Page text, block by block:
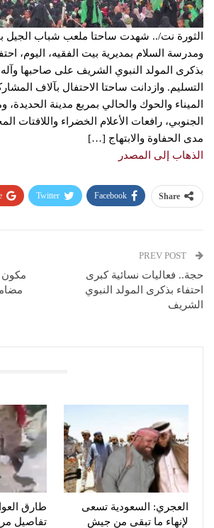
الثورة نت/.. شهدت ساحتا ملعب شباب الجيل
ومدرسة السلام بمديرية بيت الفقيه، اليوم،
بذكرى المولد النبوي الشريف على صاحبها
التسليم. وازدانت ساحتا الاحتفال بآلاف
الميناء والحوك والحالي بمربع مدينة الحديدة،
الجنوبي، رافعات الأعلام الخضراء واللافتات
مدى الحفاوة والابتهاج […]
الذهاب إلى المصدر
Share
Facebook
Twitter
حجة.. فعاليات نسائية كبرى
احتفاء بذكرى المولد النبوي
الشريف
مكون
العجري: السعودية تسعى
لإنهاء ما تبقى من جيش
طارق
تفاصيل